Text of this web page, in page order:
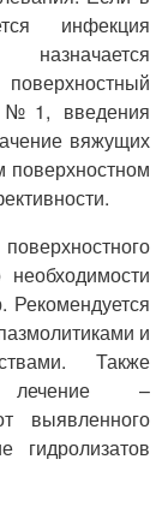
инфекция
назначается
№1, введения
вяжущих
поверхностном
Рекомендуется
и
Также
лечение –
выявленного
гидролизатов